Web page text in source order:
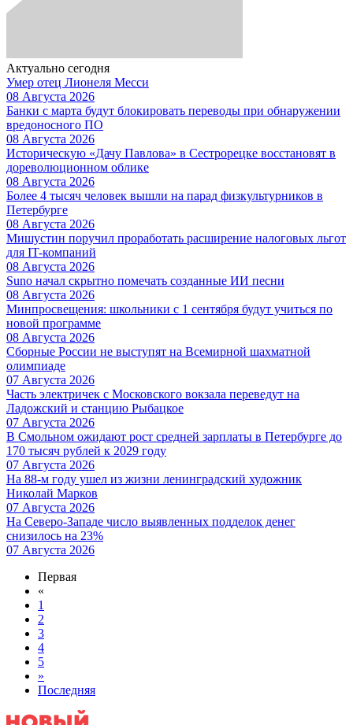
Актуально сегодня
Умер отец Лионеля Месси
08 Августа 2026
Банки с марта будут блокировать переводы при обнаружении
вредоносного ПО
08 Августа 2026
Историческую «Дачу Павлова» в Сестрорецке восстановят в
дореволюционном облике
08 Августа 2026
Более 4 тысяч человек вышли на парад физкультурников в
Петербурге
08 Августа 2026
Мишустин поручил проработать расширение налоговых льгот
для IT-компаний
08 Августа 2026
Suno начал скрытно помечать созданные ИИ песни
08 Августа 2026
Минпросвещения: школьники с 1 сентября будут учиться по
новой программе
08 Августа 2026
Сборные России не выступят на Всемирной шахматной
олимпиаде
07 Августа 2026
Часть электричек с Московского вокзала переведут на
Ладожский и станцию Рыбацкое
07 Августа 2026
В Смольном ожидают рост средней зарплаты в Петербурге до
170 тысяч рублей к 2029 году
07 Августа 2026
На 88-м году ушел из жизни ленинградский художник
Николай Марков
07 Августа 2026
На Северо-Западе число выявленных подделок денег
снизилось на 23%
07 Августа 2026
Первая
«
1
2
3
4
5
»
Последняя